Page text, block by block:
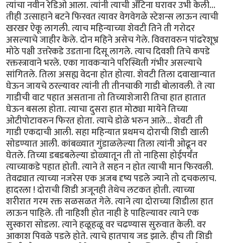
त्यांचा नवीन रेडिओ आला. त्यांनी त्याची अँटिना घरावर उभी केली...
तीही उत्साहाने बटने फिरवत त्यावर वेगवेगळे स्टेशन्स लाऊन त्याची
खरखर ऐकू लागली. त्याच महिन्याच्या शेवटी तिने ती गरोदर
असल्याचे जाहीर केले. दोन महिने असेच गेले. विवरावरुन पांढरेशूभ्र
मोठे पक्षी उत्तरेकडे उडताना दिसू लागले. त्याच दिवशी तिचे कपडे
रक्तस्त्रावाने भरले. एका गावकर्‍याने परिस्थिती गंभीर असल्याचे
सांगितले. तिला असह्य वेदना होत होत्या. शेवटी तिला दवाखान्यात
घेऊन जायचे ठरल्यावर त्यांनी ती तीनचाकी गाडी बोलावली. ते त्या
गाडीची वाट पहात असताना तो तिच्याशेजारी तिचा हात हातात
घेऊन बसला होता. त्याचा दुसरा हात मोठ्या मायेने तिच्या
ओटीपोटावरुन फिरत होता. त्याचे डोळे भरुन आले... शेवटी ती
गाडी एकदाची आली. सहा महिन्यात प्रथमच दोराची शिडी खाली
सोडण्यात आली. कांबळ्यात गुंडाळलेल्या तिला त्यांनी ओढून वर
घेतले. तिच्या डबडबलेल्या डोळ्यातून ती तो नाहिसा होईपर्यंत
त्याच्याकडे पहात होती. त्याने ते सहन न होत त्याची मान फिरवली.
तेवढ्यात त्याच्या नजरेस एक अजब दृष्य पडले ज्याने तो दचकलाच.
हादरला ! दोराची शिडी अजूनही तेथेच लटकत होती. त्याच्या
शरीरात गरम रक्त सळसळत गेले. त्याने त्या दोराच्या शिडीला हात
लाऊन पाहिले. ती नाहिशी होत नाही हे पाहिल्यावर त्याने एक
सुस्कारा सोडला. त्याने हळूहळू वर चढण्यास सुरुवात केली. वर
आकाश पिवळे पडले होते. त्याचे हातपाय जड झाले. हीच ती शिडी